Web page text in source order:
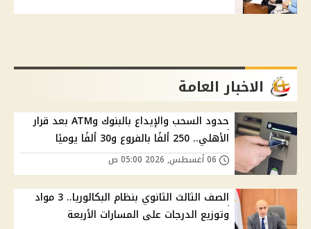
الاخبار العامة
حدود السحب والإيداع بالبنوك وATM بعد قرار
الأهلي.. 250 ألفًا بالفروع و30 ألفًا يوميًا
الصف الثالث الثانوي بنظام البكالوريا.. 3 مواد
وتوزيع الدرجات على المسارات الأربعة